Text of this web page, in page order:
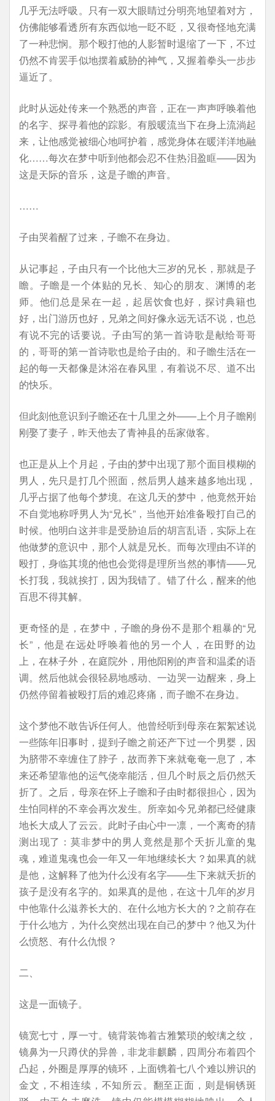
几乎无法呼吸。只有一双大眼睛过分明亮地望着对方，
仿佛能够看透所有东西似地一眨不眨，又很奇怪地充满
了一种悲悯。那个殴打他的人影暂时退缩了一下，不过
仍然不肯罢手似地摆着威胁的神气，又握着拳头一步步
逼近了。
此时从远处传来一个熟悉的声音，正在一声声呼唤着他
的名字、探寻着他的踪影。有股暖流当下在身上流淌起
来，让他感觉被细心地呵护着，感觉身体在暖洋洋地融
化……每次在梦中听到他都会忍不住热泪盈眶——因为
这是天际的音乐，这是子瞻的声音。
……
子由哭着醒了过来，子瞻不在身边。
从记事起，子由只有一个比他大三岁的兄长，那就是子
瞻。子瞻是一个体贴的兄长、知心的朋友、渊博的老
师。他们总是呆在一起，起居饮食也好，探讨典籍也
好，出门游历也好，兄弟之间好像永远无话不说，也总
有说不完的话要说。子由写的第一首诗歌是献给哥哥
的，哥哥的第一首诗歌也是给子由的。和子瞻生活在一
起的每一天都像是沐浴在春风里，有着说不尽、道不出
的快乐。
但此刻他意识到子瞻还在十几里之外——上个月子瞻刚
刚娶了妻子，昨天他去了青神县的岳家做客。
也正是从上个月起，子由的梦中出现了那个面目模糊的
男人，先只是打几个照面，然后男人越来越多地出现，
几乎占据了他每个梦境。在这几天的梦中，他竟然开始
不自觉地称呼男人为“兄长”，当他开始准备殴打自己的
时候。他明白这并非是受胁迫后的胡言乱语，实际上在
他做梦的意识中，那个人就是兄长。而每次理由不详的
殴打，身临其境的他也会觉得是理所当然的事情——兄
长打我，我就挨打，因为我错了。错了什么，醒来的他
百思不得其解。
更奇怪的是，在梦中，子瞻的身份不是那个粗暴的“兄
长”，他是在远处呼唤着他的另一个人，在田野的边
上，在林子外，在庭院外，用他阳刚的声音和温柔的语
调。然后他就会很轻易地感动、一边哭一边醒来，身上
仍然停留着被殴打后的难忍疼痛，而子瞻不在身边。
这个梦他不敢告诉任何人。他曾经听到母亲在絮絮述说
一些陈年旧事时，提到子瞻之前还产下过一个男婴，因
为脐带不幸缠住了脖子，故而养下来就奄奄一息了，本
来还希望靠他的运气侥幸能活，但几个时辰之后仍然夭
折了。之后，母亲在怀上子瞻和子由时都很担心，因为
生怕同样的不幸会再次发生。所幸如今兄弟都已经健康
地长大成人了云云。此时子由心中一凛，一个离奇的猜
测出现了：莫非梦中的男人竟然是那个夭折儿童的鬼
魂，难道鬼魂也会一年又一年地继续长大？如果真的就
是他，这解释了他为什么没有名字——生下来就夭折的
孩子是没有名字的。如果真的是他，在这十几年的岁月
中他靠什么滋养长大的、在什么地方长大的？之前存在
于什么地方，为什么突然出现在自己的梦中？他又为什
么愤怒、有什么仇恨？
二、
这是一面镜子。
镜宽七寸，厚一寸。镜背装饰着古雅繁琐的蛟缡之纹，
镜鼻为一只蹲伏的异兽，非龙非麒麟，四周分布着四个
凸起，外圈是厚厚的镜环，上面镌着七八个难以辨识的
金文，不相连续，不知所云。翻至正面，则是铜锈斑